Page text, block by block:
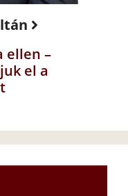
ellen –
el a